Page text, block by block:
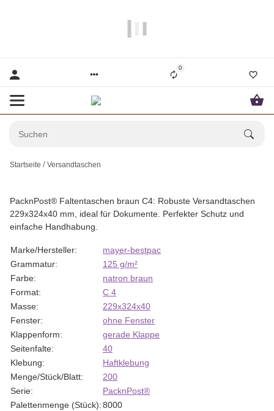
0
Startseite Versandtaschen
PacknPost® Faltentaschen braun C4: Robuste Versandtaschen
229x324x40 mm, ideal für Dokumente. Perfekter Schutz und
einfache Handhabung.
Marke/Hersteller:
mayer-bestpac
Grammatur:
125 g/m²
Farbe:
natron braun
Format:
C 4
Masse:
229x324x40
Fenster:
ohne Fenster
Klappenform:
gerade Klappe
Seitenfalte:
40
Klebung:
Haftklebung
Menge/Stück/Blatt:
200
Serie:
PacknPost®
Palettenmenge (Stück):8000